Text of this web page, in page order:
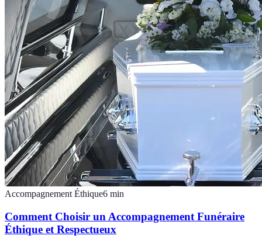
Accompagnement Éthique6 min
Comment Choisir un Accompagnement Funéraire
Éthique et Respectueux